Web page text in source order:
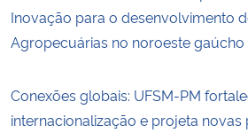
Inovação para o desenvolvimento
Agropecuárias no noroeste gaúcho
Conexões globais: UFSM-PM
internacionalização e projeta novas